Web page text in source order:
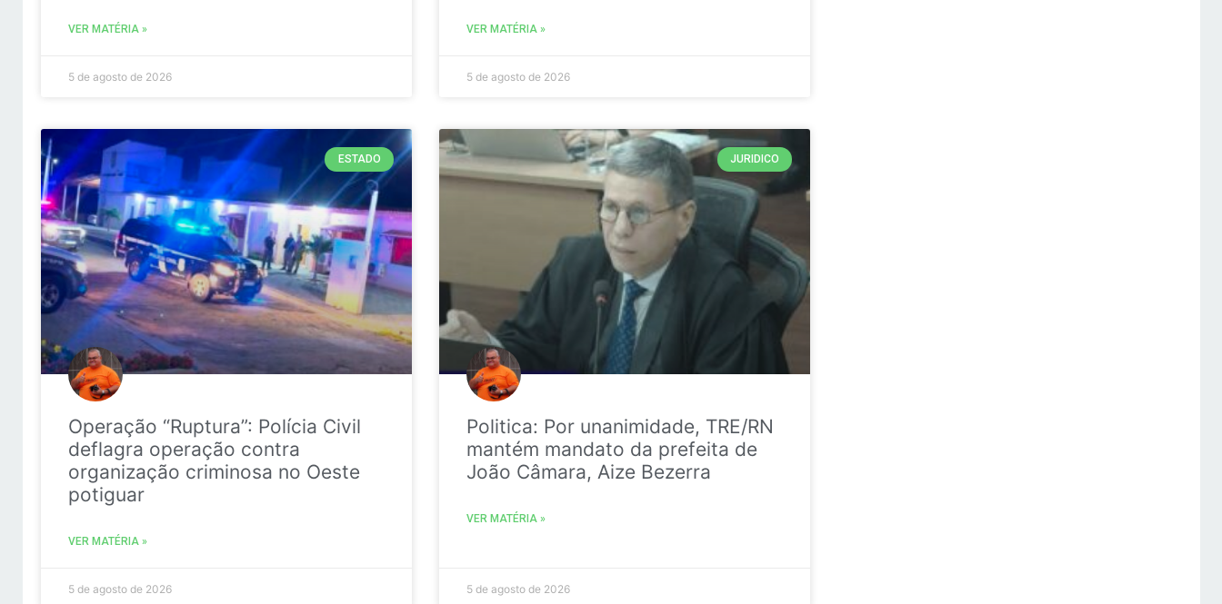
VER MATÉRIA »
5 de agosto de 2026
VER MATÉRIA »
5 de agosto de 2026
ESTADO
Operação “Ruptura”: Polícia Civil
deflagra operação contra
organização criminosa no Oeste
potiguar
VER MATÉRIA »
5 de agosto de 2026
JURIDICO
Politica: Por unanimidade, TRE/RN
mantém mandato da prefeita de
João Câmara, Aize Bezerra
VER MATÉRIA »
5 de agosto de 2026